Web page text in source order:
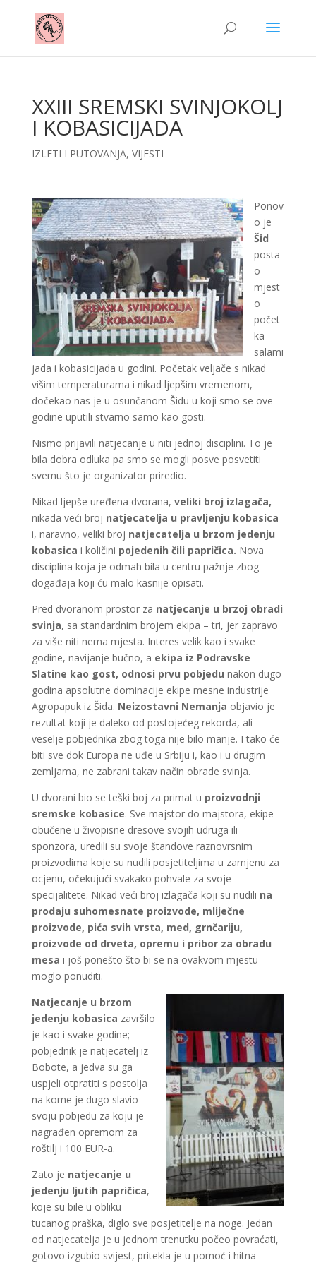
XXIII SREMSKI SVINJOKOLJ
I KOBASICIJADA
IZLETI I PUTOVANJA, VIJESTI
Ponov
o je
Šid
posta
o
mjest
o
počet
ka
salami
jada i kobasicijada u godini. Početak veljače s nikad
višim temperaturama i nikad ljepšim vremenom,
dočekao nas je u osunčanom Šidu u koji smo se ove
godine uputili stvarno samo kao gosti.
Nismo prijavili natjecanje u niti jednoj disciplini. To je
bila dobra odluka pa smo se mogli posve posvetiti
svemu što je organizator priredio.
Nikad ljepše uređena dvorana, veliki broj izlagača,
nikada veći broj natjecatelja u pravljenju kobasica
i, naravno, veliki broj natjecatelja u brzom jedenju
kobasica i količini pojedenih čili papričica. Nova
disciplina koja je odmah bila u centru pažnje zbog
događaja koji ću malo kasnije opisati.
Pred dvoranom prostor za natjecanje u brzoj obradi
svinja, sa standardnim brojem ekipa – tri, jer zapravo
za više niti nema mjesta. Interes velik kao i svake
godine, navijanje bučno, a ekipa iz Podravske
Slatine kao gost, odnosi prvu pobjedu nakon dugo
godina apsolutne dominacije ekipe mesne industrije
Agropapuk iz Šida. Neizostavni Nemanja objavio je
rezultat koji je daleko od postojećeg rekorda, ali
veselje pobjednika zbog toga nije bilo manje. I tako će
biti sve dok Europa ne uđe u Srbiju i, kao i u drugim
zemljama, ne zabrani takav način obrade svinja.
U dvorani bio se teški boj za primat u proizvodnji
sremske kobasice. Sve majstor do majstora, ekipe
obučene u živopisne dresove svojih udruga ili
sponzora, uredili su svoje štandove raznovrsnim
proizvodima koje su nudili posjetiteljima u zamjenu za
ocjenu, očekujući svakako pohvale za svoje
specijalitete. Nikad veći broj izlagača koji su nudili na
prodaju suhomesnate proizvode, mliječne
proizvode, pića svih vrsta, med, grnčariju,
proizvode od drveta, opremu i pribor za obradu
mesa i još ponešto što bi se na ovakvom mjestu
moglo ponuditi.
Natjecanje u brzom
jedenju kobasica završilo
je kao i svake godine;
pobjednik je natjecatelj iz
Bobote, a jedva su ga
uspjeli otpratiti s postolja
na kome je dugo slavio
svoju pobjedu za koju je
nagrađen opremom za
roštilj i 100 EUR-a.
Zato je natjecanje u
jedenju ljutih papričica,
koje su bile u obliku
tucanog praška, diglo sve posjetitelje na noge. Jedan
od natjecatelja je u jednom trenutku počeo povraćati,
gotovo izgubio svijest, pritekla je u pomoć i hitna